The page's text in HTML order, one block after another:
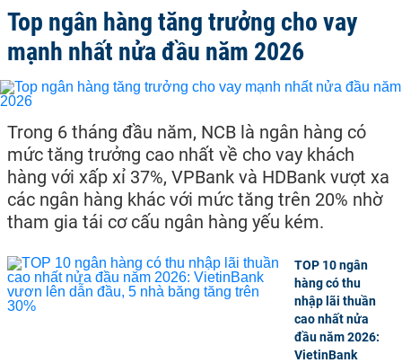
Top ngân hàng tăng trưởng cho vay
mạnh nhất nửa đầu năm 2026
Trong 6 tháng đầu năm, NCB là ngân hàng có
mức tăng trưởng cao nhất về cho vay khách
hàng với xấp xỉ 37%, VPBank và HDBank vượt xa
các ngân hàng khác với mức tăng trên 20% nhờ
tham gia tái cơ cấu ngân hàng yếu kém.
TOP 10 ngân
hàng có thu
nhập lãi thuần
cao nhất nửa
đầu năm 2026:
VietinBank